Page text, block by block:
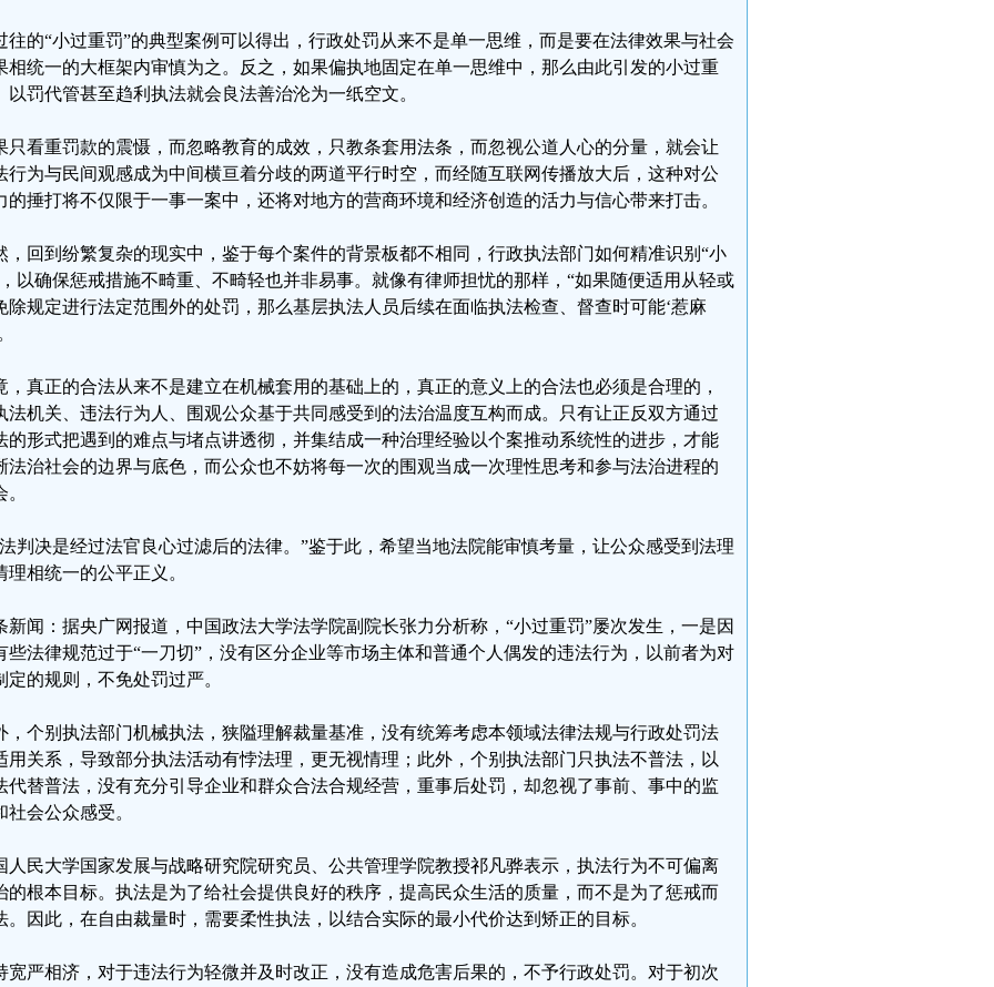
往的“小过重罚”的典型案例可以得出，行政处罚从来不是单一思维，而是要在法律效果与社会
相统一的大框架内审慎为之。反之，如果偏执地固定在单一思维中，那么由此引发的小过重
以罚代管甚至趋利执法就会良法善治沦为一纸空文。
只看重罚款的震慑，而忽略教育的成效，只教条套用法条，而忽视公道人心的分量，就会让
行为与民间观感成为中间横亘着分歧的两道平行时空，而经随互联网传播放大后，这种对公
的捶打将不仅限于一事一案中，还将对地方的营商环境和经济创造的活力与信心带来打击。
，回到纷繁复杂的现实中，鉴于每个案件的背景板都不相同，行政执法部门如何精准识别“小
以确保惩戒措施不畸重、不畸轻也并非易事。就像有律师担忧的那样，“如果随便适用从轻或
除规定进行法定范围外的处罚，那么基层执法人员后续在面临执法检查、督查时可能‘惹麻
，真正的合法从来不是建立在机械套用的基础上的，真正的意义上的合法也必须是合理的，
法机关、违法行为人、围观公众基于共同感受到的法治温度互构而成。只有让正反双方通过
的形式把遇到的难点与堵点讲透彻，并集结成一种治理经验以个案推动系统性的进步，才能
法治社会的边界与底色，而公众也不妨将每一次的围观当成一次理性思考和参与法治进程的
判决是经过法官良心过滤后的法律。”鉴于此，希望当地法院能审慎考量，让公众感受到法理
理相统一的公平正义。
新闻：据央广网报道，中国政法大学法学院副院长张力分析称，“小过重罚”屡次发生，一是因
些法律规范过于“一刀切”，没有区分企业等市场主体和普通个人偶发的违法行为，以前者为对
定的规则，不免处罚过严。
，个别执法部门机械执法，狭隘理解裁量基准，没有统筹考虑本领域法律法规与行政处罚法
用关系，导致部分执法活动有悖法理，更无视情理；此外，个别执法部门只执法不普法，以
代替普法，没有充分引导企业和群众合法合规经营，重事后处罚，却忽视了事前、事中的监
社会公众感受。
人民大学国家发展与战略研究院研究员、公共管理学院教授祁凡骅表示，执法行为不可偏离
的根本目标。执法是为了给社会提供良好的秩序，提高民众生活的质量，而不是为了惩戒而
。因此，在自由裁量时，需要柔性执法，以结合实际的最小代价达到矫正的目标。
宽严相济，对于违法行为轻微并及时改正，没有造成危害后果的，不予行政处罚。对于初次